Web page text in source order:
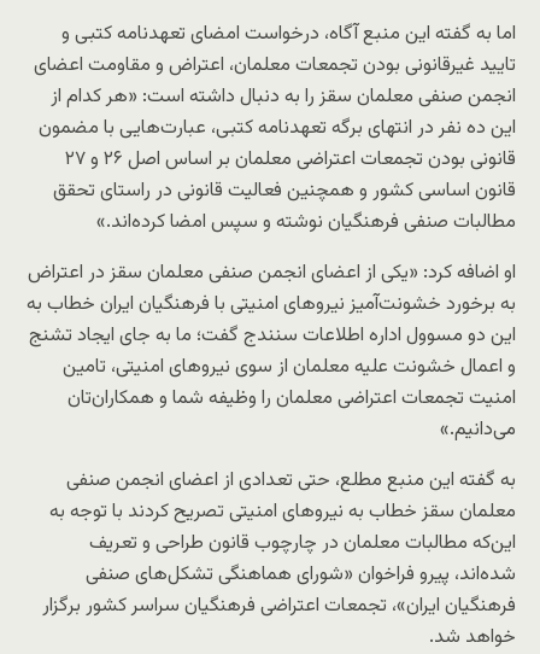
اما به گفته این منبع آگاه، درخواست امضای تعهدنامه کتبی و
تایید غیرقانونی بودن تجمعات معلمان، اعتراض و مقاومت اعضای
انجمن صنفی معلمان سقز را به دنبال داشته است: «هر کدام از
این ده نفر در انتهای برگه تعهد‌نامه کتبی، عبارت‌هایی با مضمون
قانونی بودن تجمعات اعتراضی معلمان بر اساس اصل ٢۶ و ٢٧
قانون اساسی کشور و همچنین فعالیت قانونی در راستای تحقق
مطالبات صنفی فرهنگیان نوشته و سپس امضا کرده‌اند.»
او اضافه کرد: «یکی از اعضای انجمن صنفی معلمان سقز در اعتراض
به برخورد خشونت‌آمیز نیروهای امنیتی با فرهنگیان ایران خطاب به
این دو مسوول اداره اطلاعات سنندج گفت؛ ما به جای ایجاد تشنج
و اعمال خشونت علیه معلمان از سوی نیروهای امنیتی، تامین
امنیت تجمعات اعتراضی معلمان را وظیفه شما و همکاران‌تان
می‌دانیم.»
به گفته این منبع مطلع، حتی تعدادی از اعضای انجمن صنفی
معلمان سقز خطاب به نیروهای امنیتی تصریح کردند با توجه به
این‌که مطالبات معلمان در چارچوب قانون طراحی و تعریف
شده‌اند، پیرو فراخوان «شورای هماهنگی تشکل‌های صنفی
فرهنگیان ایران»، تجمعات اعتراضی فرهنگیان سراسر کشور برگزار
خواهد شد.